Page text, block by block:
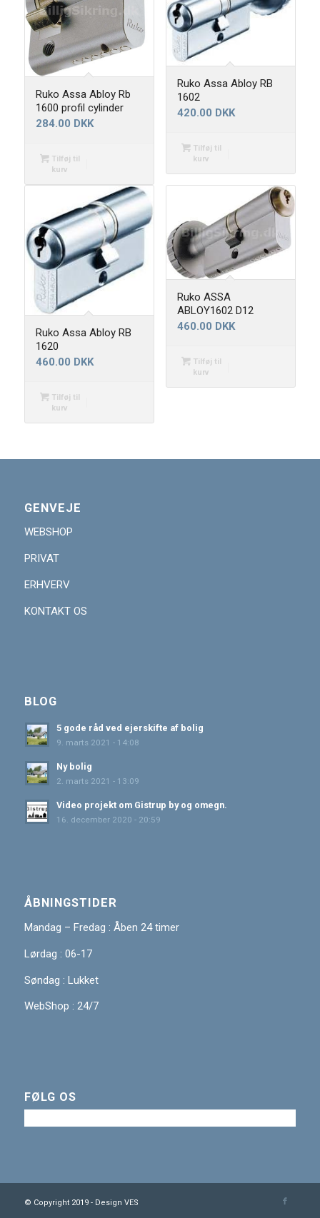
Ruko Assa Abloy Rb
1600 profil cylinder
284.00 DKK
Tilføj til
kurv
Ruko Assa Abloy RB
1602
420.00 DKK
Tilføj til
kurv
Ruko Assa Abloy RB
1620
460.00 DKK
Tilføj til
kurv
Ruko ASSA
ABLOY1602 D12
460.00 DKK
Tilføj til
kurv
GENVEJE
WEBSHOP
PRIVAT
ERHVERV
KONTAKT OS
BLOG
5 gode råd ved ejerskifte af bolig
9. marts 2021 - 14:08
Ny bolig
2. marts 2021 - 13:09
Video projekt om Gistrup by og omegn.
16. december 2020 - 20:59
ÅBNINGSTIDER
Mandag – Fredag : Åben 24 timer
Lørdag : 06-17
Søndag : Lukket
WebShop : 24/7
FØLG OS
© Copyright 2019 - Design VES